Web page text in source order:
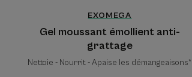
EXOMEGA
Gel moussant émollient anti-
grattage
Nettoie - Nourrit - Apaise les démangeaisons*